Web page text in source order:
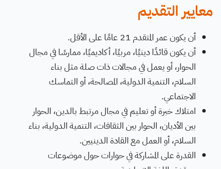
معايير التقديم
أن يكون عمر المتقدم 21 عامًا على الأقل.
أن يكون قائدًا دينيًا، مربيًا، أكاديميًا، ممارسًا في مجال
الحوار، أو يعمل في مجالات ذات صلة مثل بناء
السلام، التنمية الدولية، المصالحة، أو التماسك
الاجتماعي.
امتلاك خبرة أو تعليم في مجال مرتبط بالدين، الحوار
بين الأديان، الحوار بين الثقافات، التنمية الدولية، بناء
السلام، أو العمل مع القادة الدينيين.
القدرة على المشاركة في حوارات حول موضوعات